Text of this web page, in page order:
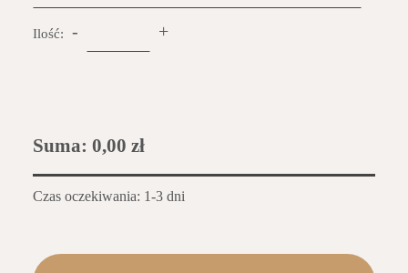
Ilość: - +
Suma: 0,00 zł
Czas oczekiwania: 1-3 dni